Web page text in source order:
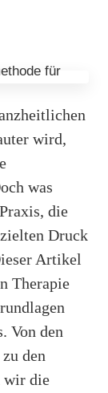
wird,
was
die
Druck
Artikel
Therapie
Von den
den
wir die